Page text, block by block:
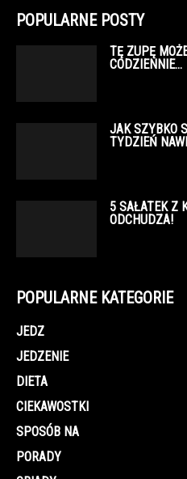
POPULARNE POSTY
TĘ ZUPĘ
CODZIENNIE…
JAK SZYBKO
TYDZIEŃ
5 SAŁATEK Z
ODCHUDZA!
POPULARNE KATEGORIE
JEDZ
JEDZENIE
DIETA
CIEKAWOSTKI
SPOSÓB NA
PORADY